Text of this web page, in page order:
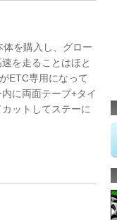
を購入し、グロー
を走ることはほと
ETC専用になって
に両面テープ+タイ
ットしてステーに